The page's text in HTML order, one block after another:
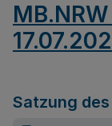
Satzung